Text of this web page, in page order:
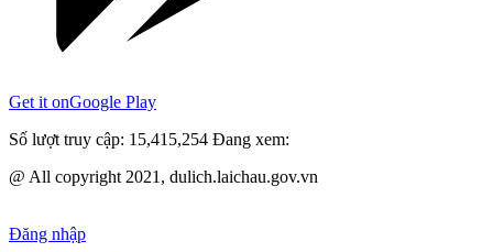
Get it onGoogle Play
Số lượt truy cập: 15,415,254 Đang xem:
@ All copyright 2021, dulich.laichau.gov.vn
Đăng nhập